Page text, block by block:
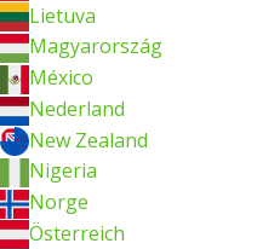
Lietuva
Magyarország
México
Nederland
New Zealand
Nigeria
Norge
Österreich